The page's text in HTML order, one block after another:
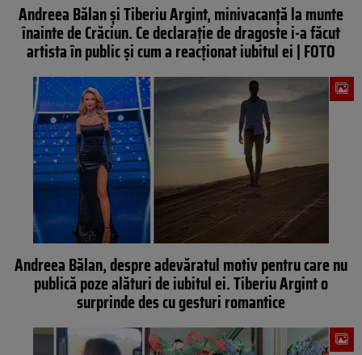
Andreea Bălan și Tiberiu Argint, minivacanță la munte
înainte de Crăciun. Ce declarație de dragoste i-a făcut
artista în public și cum a reacționat iubitul ei | FOTO
Andreea Bălan, despre adevăratul motiv pentru care nu
publică poze alături de iubitul ei. Tiberiu Argint o
surprinde des cu gesturi romantice